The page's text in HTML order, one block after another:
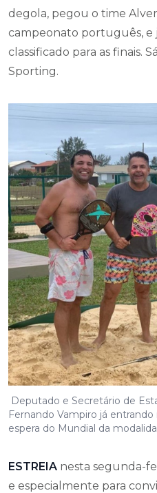
degola, pegou o time
campeonato português, e
classificado para as finais.
Sporting.
Deputado e Secretário de
Fernando Vampiro já
espera do Mundial da
ESTREIA nesta segunda-
e especialmente para